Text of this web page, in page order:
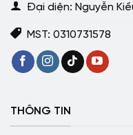
Đại diện: Nguyễn
MST: 0310731578
THÔNG TIN